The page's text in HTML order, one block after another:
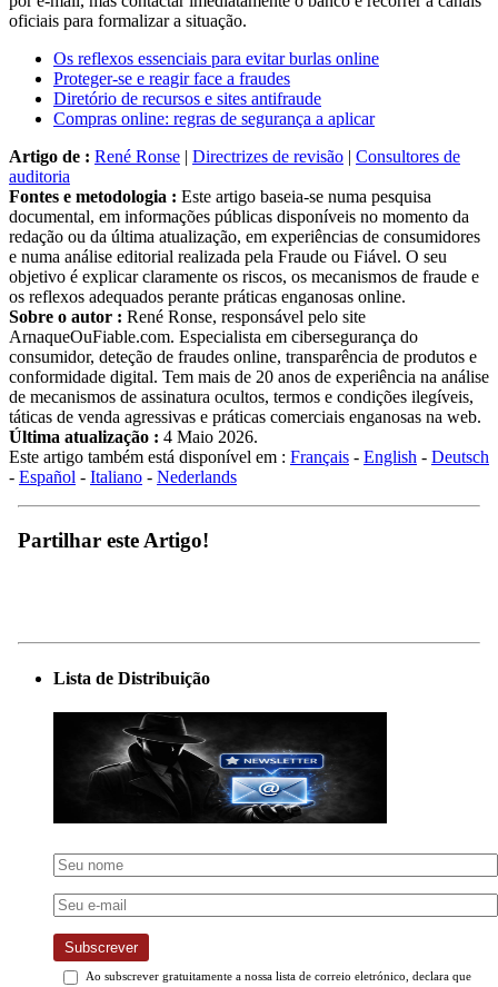
Proteger-se e reagir face a fraudes
Diretório de recursos e sites antifraude
Compras online: regras de segurança a aplicar
auditoria
Fontes e metodologia :
documental, em informações públicas disponíveis no momento da
redação ou da última atualização, em experiências de consumidores
e numa análise editorial realizada pela Fraude ou Fiável. O seu
objetivo é explicar claramente os riscos, os mecanismos de fraude e
os reflexos adequados perante práticas enganosas online.
Sobre o autor :René Ronse, responsável pelo site
ArnaqueOuFiable.com. Especialista em cibersegurança do
consumidor, deteção de fraudes online, transparência de produtos e
conformidade digital. Tem mais de 20 anos de experiência na análise
de mecanismos de assinatura ocultos, termos e condições ilegíveis,
táticas de venda agressivas e práticas comerciais enganosas na web.
Última atualização :4 Maio 2026.
Este artigo também está disponível em :
-Español-Italiano-Nederlands
Ao subscrever gratuitamente a nossa lista de correio eletrónico, declara que
leu a nossapolítica de Privacidadee concorde em receber nossa newsletter semanal.